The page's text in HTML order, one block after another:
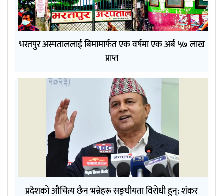
भरतपुर अस्पताललाई बिमामार्फत एक वर्षमा एक अर्ब ५७ लाख
प्राप्त
प्रदेशको औचित्य छैन भन्नेहरू सङ्घीयता विरोधी हुन्: शंकर